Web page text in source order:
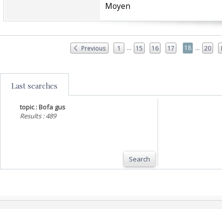
‎Moyen ‎
Previous 1 ... 15 16 17 18 ... 20
Last searches
topic : Bofa gus
Results : 489
Search